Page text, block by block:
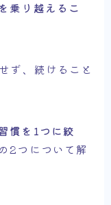
乗り越えるこ
ず、続けること
慣を1つに絞
2つについて解